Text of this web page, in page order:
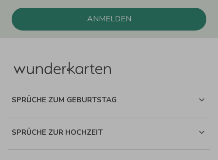
ANMELDEN
SPRÜCHE ZUM GEBURTSTAG
SPRÜCHE ZUR HOCHZEIT